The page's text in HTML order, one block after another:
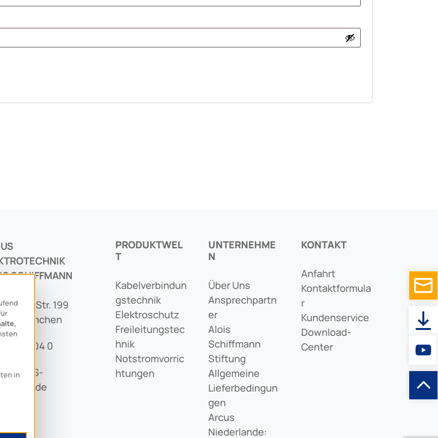
SCHIFFMANN
Str. 199
München
436 04 0
PRODUKTWEL
T
Kabelverbindun
Gstechnik
Elektroschutz
Freileitungstec
Hnik
Notstromvorric
Htungen
UNTERNEHME
N
Über Uns
Ansprechpartn
Er
Alois
Schiffmann
Stiftung
Allgemeine
Lieferbedingun
Gen
Arcus
Niederlande:
KONTAKT
Anfahrt
Kontaktformula
R
Kundenservice
Download-
Center
in